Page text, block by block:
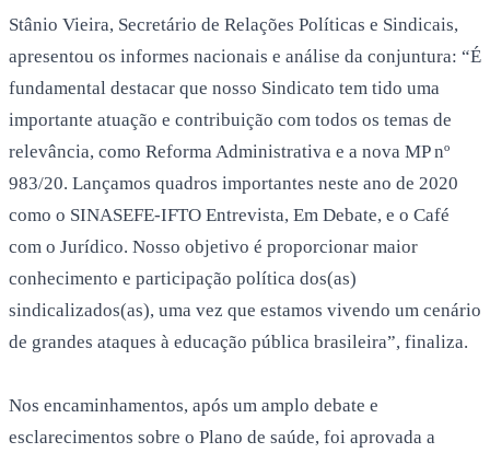
Stânio Vieira, Secretário de Relações Políticas e Sindicais,
apresentou os informes nacionais e análise da conjuntura: “É
fundamental destacar que nosso Sindicato tem tido uma
importante atuação e contribuição com todos os temas de
relevância, como Reforma Administrativa e a nova MP nº
983/20. Lançamos quadros importantes neste ano de 2020
como o SINASEFE-IFTO Entrevista, Em Debate, e o Café
com o Jurídico. Nosso objetivo é proporcionar maior
conhecimento e participação política dos(as)
sindicalizados(as), uma vez que estamos vivendo um cenário
de grandes ataques à educação pública brasileira”, finaliza.
Nos encaminhamentos, após um amplo debate e
esclarecimentos sobre o Plano de saúde, foi aprovada a